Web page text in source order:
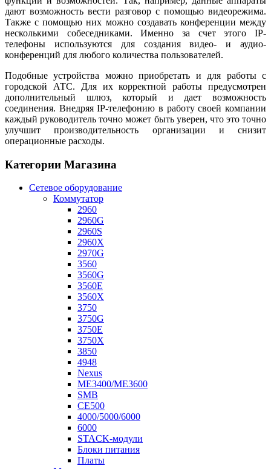
дают возможность вести разговор с помощью видеорежима.
Также с помощью них можно создавать конференции между
несколькими собеседниками. Именно за счет этого IP-
телефоны используются для создания видео- и аудио-
конференций для любого количества пользователей.
Подобные устройства можно приобретать и для работы с
городской АТС. Для их корректной работы предусмотрен
дополнительный шлюз, который и дает возможность
соединения. Внедряя IP-телефонию в работу своей компании
каждый руководитель точно может быть уверен, что это точно
улучшит производительность организации и снизит
операционные расходы.
Категории Магазина
Сетевое оборудование
Коммутатор
2960
2960G
2960S
2960X
2970G
3560
3560G
3560E
3560X
3750
3750G
3750E
3750X
3850
4948
Nexus
ME3400/ME3600
SMB
CE500
4000/5000/6000
6000
STACK-модули
Блоки питания
Платы